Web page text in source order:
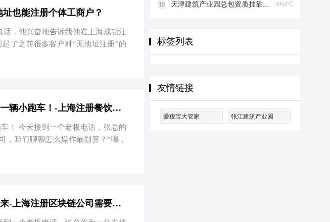
。 案例一：个体工商户 VS 有限公
也能注册个体工商户？
话，他兴奋地告诉我他在上海成功注
了之前很多客户对“无地址注册”的
能且合法。那么，如何在上海实现
，即使你没有实体办公地点，也可
上海注册餐饮管理公司？节税秘籍大放送，省出一辆小跑车！-上海注册餐饮管理公司需要什么手续
！ 今天接到一个老板电话，张总的
，咱们聊聊怎么操作最划算？”嘿，
标，餐饮行业的天堂与战场并存，
法人监事的身份证复印件，以及准
上海注册区块链公司全攻略：轻松节税，智盈未来-上海注册区块链公司需要哪些资料？
4064℃
10 天津建筑产业园总包资质挂靠的那些事儿天津建筑产业园总包资质挂靠
标签列表
友情链接
爱税宝大管家 张江建筑产业园